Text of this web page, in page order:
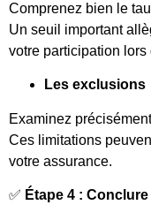
Comprenez bien le
Un seuil important
votre participation lors
Les exclusions
Examinez
Ces limitations
votre assurance.
✅ Étape 4 :